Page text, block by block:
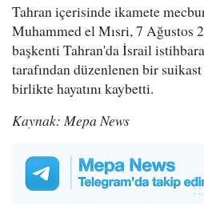
Tahran içerisinde ikamete
Muhammed el Mısri, 7 Ağustos
başkenti Tahran'da İsrail
tarafından düzenlenen bir
birlikte hayatını kaybetti.
Kaynak: Mepa News